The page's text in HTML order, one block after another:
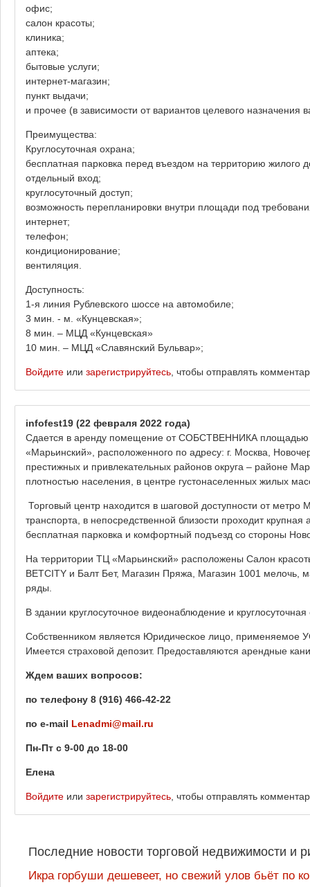
офис;
салон красоты;
клиника;
аптека;
бытовые услуги;
интернет-магазин;
пункт выдачи;
и прочее (в зависимости от вариантов целевого назначения
Преимущества:
Круглосуточная охрана;
бесплатная парковка перед въездом на территорию жилого
отдельный вход;
круглосуточный доступ;
возможность перепланировки внутри площади под
интернет;
телефон;
кондиционирование;
вентиляция.
Доступность:
1-я линия Рублевского шоссе на автомобиле;
3 мин. - м. «Кунцевская»;
8 мин. – МЦД «Кунцевская»
10 мин. – МЦД «Славянский Бульвар»;
Войдите или зарегистрируйтесь , чтобы отправлять
infofest19 (22 февраля 2022 года)
Сдается в аренду помещение от СОБСТВЕННИКА площадью
«Марьинский», расположенного по адресу: г. Москва,
престижных и привлекательных районов округа – районе
плотностью населения, в центре густонаселенных жилых
Торговый центр находится в шаговой доступности от метро
транспорта, в непосредственной близости проходит
бесплатная парковка и комфортный подъезд со стороны
На территории ТЦ «Марьинский» расположены Салон
BETCITY и Балт Бет, Магазин Пряжа, Магазин 1001 мелочь,
ряды.
В здании круглосуточное видеонаблюдение и
Собственником является Юридическое лицо, применяемое
Имеется страховой депозит. Предоставляются арендные
Ждем ваших вопросов:
по телефону 8 (916) 466-42-22
по e-mail Lenadmi@mail.ru
Пн-Пт с 9-00 до 18-00
Елена
Войдите или зарегистрируйтесь , чтобы отправлять
Последние новости торговой недвижимости и
Икра горбуши дешевеет, но свежий улов бьёт по